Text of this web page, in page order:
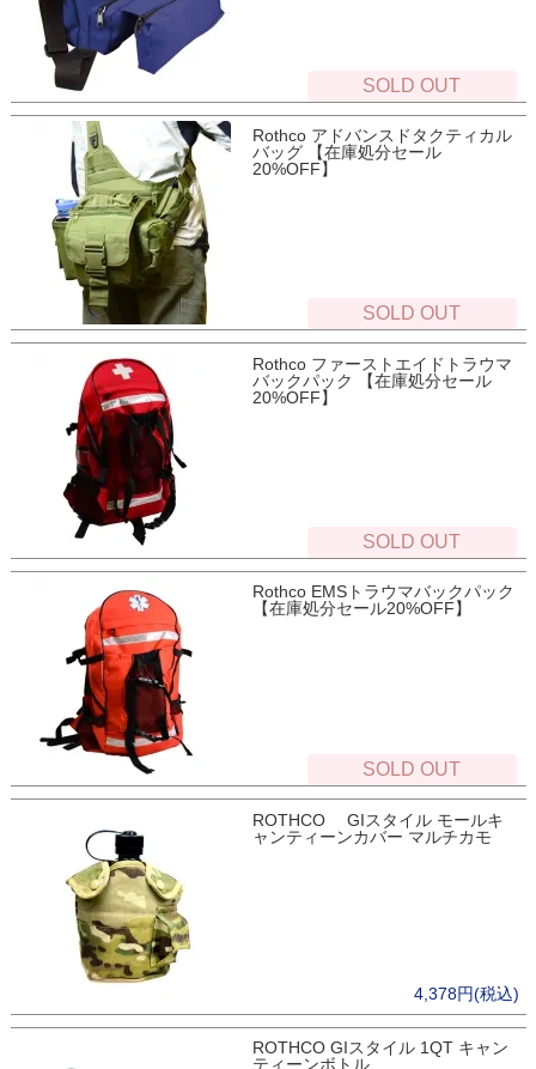
SOLD OUT
Rothco アドバンスドタクティカル
バッグ 【在庫処分セール
20%OFF】
SOLD OUT
Rothco ファーストエイドトラウマ
バックパック 【在庫処分セール
20%OFF】
SOLD OUT
Rothco EMSトラウマバックパック
【在庫処分セール20%OFF】
SOLD OUT
ROTHCO GIスタイル モールキ
ャンティーンカバー マルチカモ
4,378円(税込)
ROTHCO GIスタイル 1QT キャン
ティーンボトル